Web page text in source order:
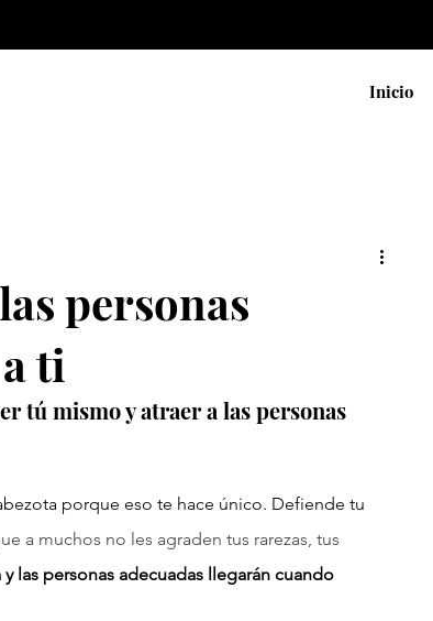
Inicio
personas
ti
tú mismo y atraer a las personas
porque eso te hace único. Defiende tu
a muchos no les agraden tus rarezas, tus
las personas adecuadas llegarán cuando